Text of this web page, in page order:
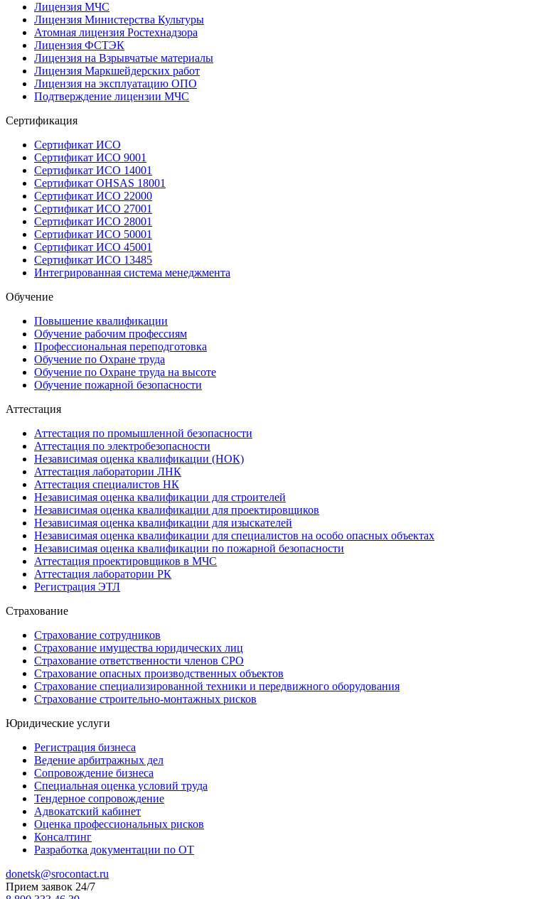
Лицензия МЧС
Лицензия Министерства Культуры
Атомная лицензия Ростехнадзора
Лицензия ФСТЭК
Лицензия на Взрывчатые материалы
Лицензия Маркшейдерских работ
Лицензия на эксплуатацию ОПО
Подтверждение лицензии МЧС
Сертификация
Сертификат ИСО
Сертификат ИСО 9001
Сертификат ИСО 14001
Сертификат OHSAS 18001
Сертификат ИСО 22000
Сертификат ИСО 27001
Сертификат ИСО 28001
Сертификат ИСО 50001
Сертификат ИСО 45001
Сертификат ИСО 13485
Интегрированная система менеджмента
Обучение
Повышение квалификации
Обучение рабочим профессиям
Профессиональная переподготовка
Обучение по Охране труда
Обучение по Охране труда на высоте
Обучение пожарной безопасности
Аттестация
Аттестация по промышленной безопасности
Аттестация по электробезопасности
Независимая оценка квалификации (НОК)
Аттестация лаборатории ЛНК
Аттестация специалистов НК
Независимая оценка квалификации для строителей
Независимая оценка квалификации для проектировщиков
Независимая оценка квалификации для изыскателей
Независимая оценка квалификации для специалистов на особо опасных объектах
Независимая оценка квалификации по пожарной безопасности
Аттестация проектировщиков в МЧС
Аттестация лаборатории РК
Регистрация ЭТЛ
Страхование
Страхование сотрудников
Страхование имущества юридических лиц
Страхование ответственности членов СРО
Страхование опасных производственных объектов
Страхование специализированной техники и передвижного оборудования
Страхование строительно-монтажных рисков
Юридические услуги
Регистрация бизнеса
Ведение арбитражных дел
Сопровождение бизнеса
Специальная оценка условий труда
Тендерное сопровождение
Адвокатский кабинет
Оценка профессиональных рисков
Консалтинг
Разработка документации по ОТ
donetsk@srocontact.ru
Прием заявок 24/7